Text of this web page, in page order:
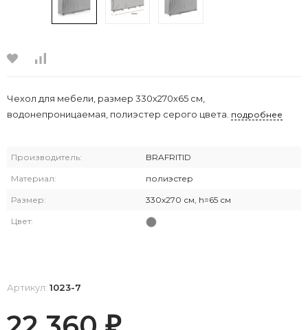
Чехол для мебели, размер 330х270х65 см,
водонепроницаемая, полиэстер серого цвета. подробнее
Производитель: BRAFRITID
Материал: полиэстер
Размер: 330х270 см, h=65 см
Цвет:
Артикул: 1023-7